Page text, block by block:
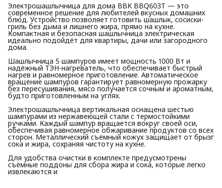
Электрошашлычница для дома BBK BBQ603T — это
современное решение для любителей вкусных домашних
блюд. Устройство позволяет готовить шашлык, сосиски-
гриль без дыма и лишнего жира, прямо на кухне.
Компактная и безопасная шашлычница электрическая
идеально подойдёт для квартиры, дачи или загородного
дома.
Шашлычница 5 шампуров имеет мощность 1000 Вт и
надёжный ТЭН-нагреватель, что обеспечивает быстрый
нагрев и равномерное приготовление. Автоматическое
вращение шампуров гарантирует равномерную прожарку
без пересушивания, мясо получается сочным и ароматным,
будто приготовленным на углях.
Электрошашлычница вертикальная оснащена шестью
шампурами из нержавеющей стали с термостойкими
ручками. Каждый шампур вращается вокруг своей оси,
обеспечивая равномерное обжаривание продуктов со всех
сторон. Металлический съёмный кожух защищает от брызг
сока и жира, сохраняя чистоту на кухне.
Для удобства очистки в комплекте предусмотрены
съёмные поддоны для сбора жира и сока, которые легко
извлекаются и